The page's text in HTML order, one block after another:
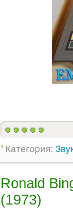
Категория:
Ronald
(1973)